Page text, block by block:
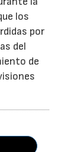
los
por
del
de